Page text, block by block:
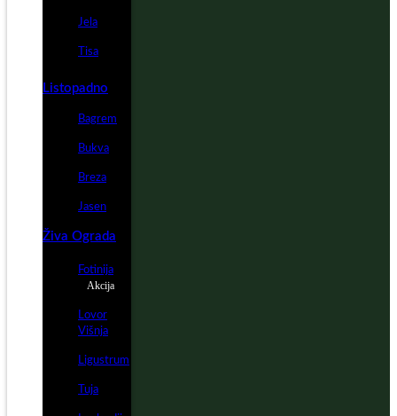
Jela
Tisa
Listopadno
Bagrem
Bukva
Breza
Jasen
Živa Ograda
Fotinija
Akcija
Lovor
Višnja
Ligustrum
Tuja